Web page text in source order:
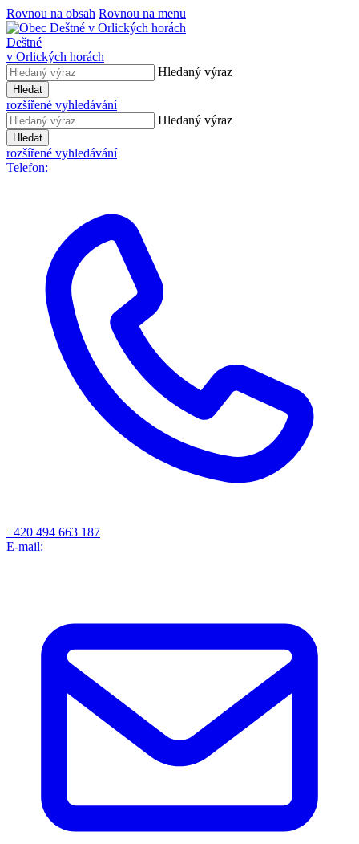
Rovnou na obsah Rovnou na menu
Deštné
v Orlických horách
Hledaný výraz
Hledat
rozšířené vyhledávání
Hledaný výraz
Hledat
rozšířené vyhledávání
Telefon:
+420 494 663 187
E-mail: